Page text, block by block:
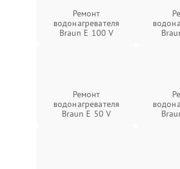
Ремонт
водонагревателя
Braun E 100 V
Ремонт
водонагревателя
Braun E 50 V